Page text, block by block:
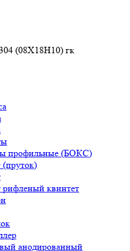
(08Х18Н10) гк
профильные (БОКС)
квинтет
анодированный